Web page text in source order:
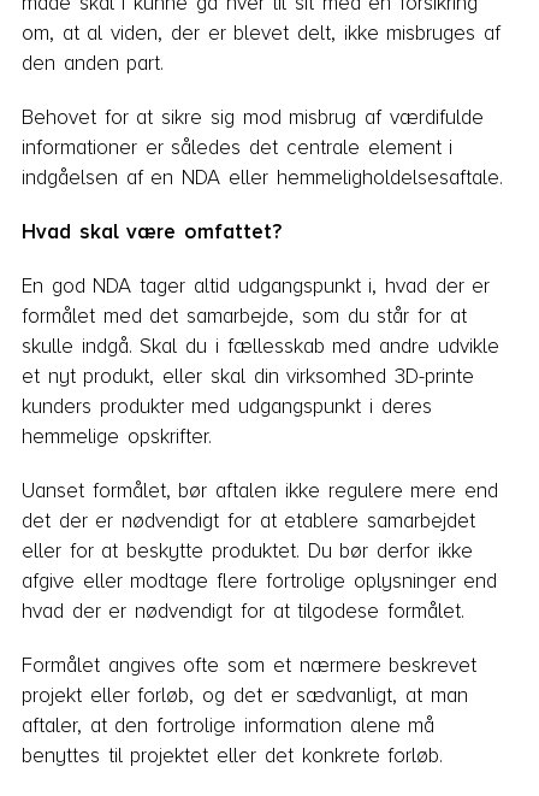
om, at al viden, der er blevet delt, ikke misbruges af
den anden part.
Behovet for at sikre sig mod misbrug af værdifulde
informationer er således det centrale element i
indgåelsen af en NDA eller hemmeligholdelsesaftale.
Hvad skal være omfattet?
En god NDA tager altid udgangspunkt i, hvad der er
formålet med det samarbejde, som du står for at
skulle indgå. Skal du i fællesskab med andre udvikle
et nyt produkt, eller skal din virksomhed 3D-printe
kunders produkter med udgangspunkt i deres
hemmelige opskrifter.
Uanset formålet, bør aftalen ikke regulere mere end
det der er nødvendigt for at etablere samarbejdet
eller for at beskytte produktet. Du bør derfor ikke
afgive eller modtage flere fortrolige oplysninger end
hvad der er nødvendigt for at tilgodese formålet.
Formålet angives ofte som et nærmere beskrevet
projekt eller forløb, og det er sædvanligt, at man
aftaler, at den fortrolige information alene må
benyttes til projektet eller det konkrete forløb.